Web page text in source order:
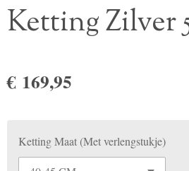
Ketting Zilver
€ 169,95
Ketting Maat (Met verlengstukje)